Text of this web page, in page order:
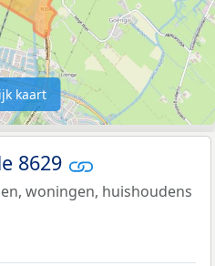
kaart
8629
woningen, huishoudens